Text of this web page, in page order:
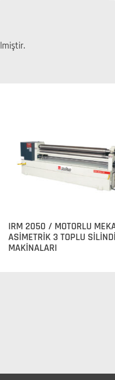
IRM 2050 / MOTORLU
ASİMETRİK 3 TOPLU
MAKİNALARI